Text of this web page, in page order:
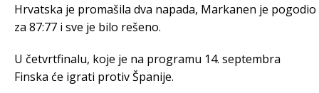
Hrvatska je promašila dva napada, Markanen je pogodio
za 87:77 i sve je bilo rešeno.
U četvrtfinalu, koje je na programu 14. septembra
Finska će igrati protiv Španije.